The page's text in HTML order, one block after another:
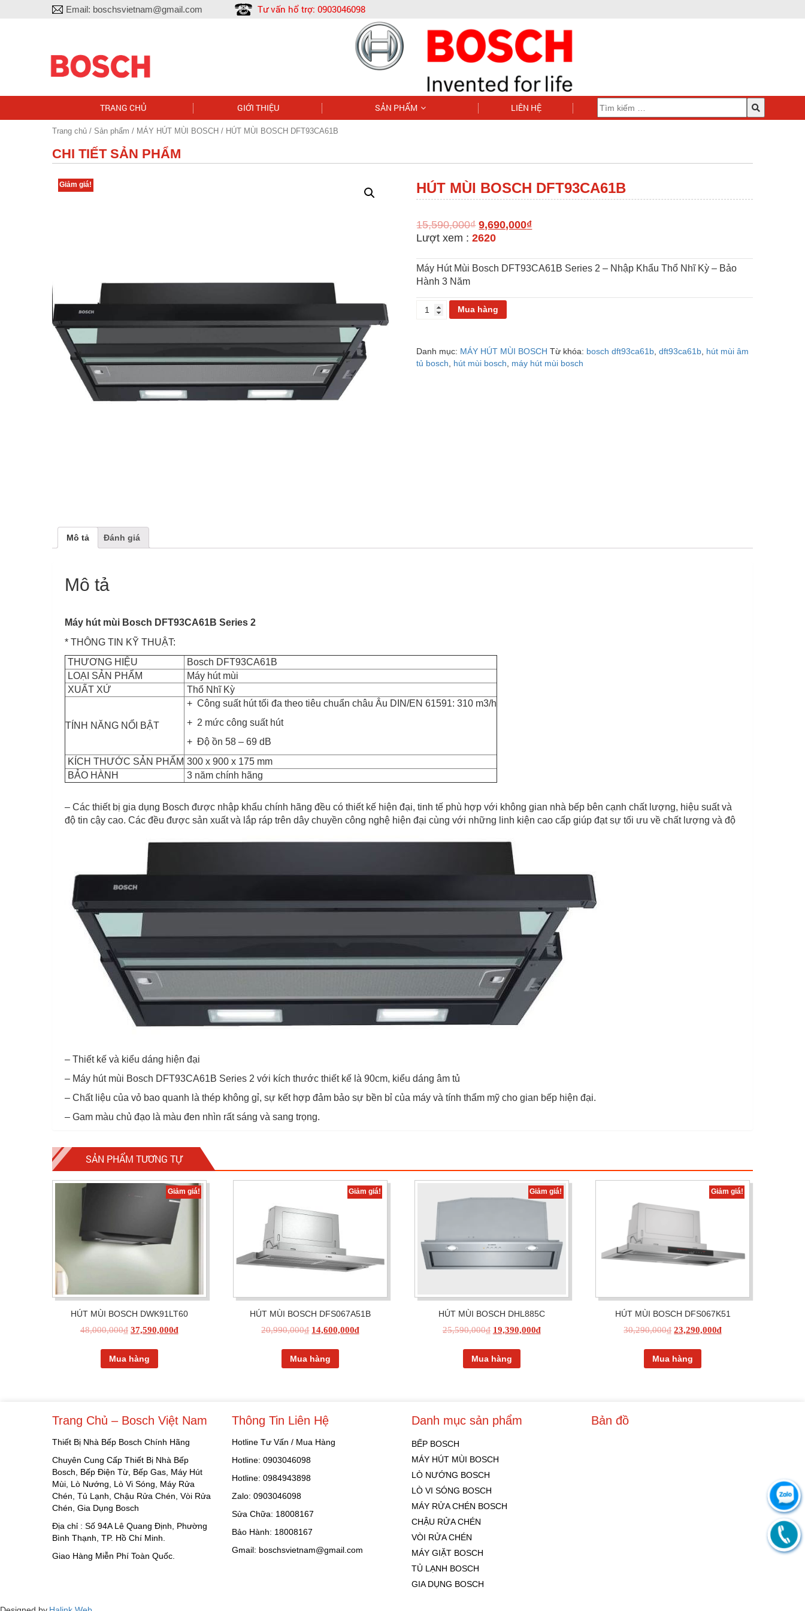
Email: boschsvietnam@gmail.com Tư vấn hổ trợ: 0903046098
TRANG CHỦ GIỚI THIỆU SẢN PHẨM LIÊN HỆ
Trang chủ / Sản phẩm / MÁY HÚT MÙI BOSCH / HÚT MÙI BOSCH DFT93CA61B
CHI TIẾT SẢN PHẨM
Giảm giá! HÚT MÙI BOSCH DFT93CA61B
15,590,000₫ 9,690,000₫
Lượt xem : 2620
Máy Hút Mùi Bosch DFT93CA61B Series 2 – Nhập Khẩu Thổ Nhĩ Kỳ – Bảo
Hành 3 Năm
HÚT
số
lượng
Mua hàng
Danh mục: MÁY HÚT MÙI BOSCH Từ khóa: bosch dft93ca61b ,dft93ca61b hút mùi âm
tủ bosch
hút mùi bosch máy hút mùi bosch
Mô tả Đánh giá
Mô tả
Máy hút mùi Bosch DFT93CA61B Series 2
* THÔNG TIN KỸ THUẬT:
THƯƠNG HIỆU
Bosch DFT93CA61B
LOẠI SẢN PHẨM
Máy hút mùi
XUẤT XỨ
Thổ Nhĩ Kỳ
TÍNH NĂNG NỔI BẬT
+ Công suất hút tối đa theo tiêu chuẩn châu Âu DIN/EN 61591: 310 m3/h
+ 2 mức công suất hút
+ Độ ồn 58 – 69 dB
KÍCH THƯỚC SẢN PHẨM 300 x 900 x 175 mm
BẢO HÀNH
3 năm chính hãng
– Các thiết bị gia dụng Bosch được nhập khẩu chính hãng đều có thiết kế hiện đại, tinh tế phù hợp với không gian nhà bếp bên cạnh chất lượng, hiệu suất và
độ tin cậy cao. Các đều được sản xuất và lắp ráp trên dây chuyền công nghệ hiện đại cùng với những linh kiện cao cấp giúp đạt sự tối ưu về chất lượng và độ
– Thiết kế và kiểu dáng hiện đại
– Máy hút mùi Bosch DFT93CA61B Series 2 với kích thước thiết kế là 90cm, kiểu dáng âm tủ
– Chất liệu của vỏ bao quanh là thép không gỉ, sự kết hợp đảm bảo sự bền bỉ của máy và tính thẩm mỹ cho gian bếp hiện đại.
– Gam màu chủ đạo là màu đen nhìn rất sáng và sang trọng.
SẢN PHẨM TƯƠNG TỰ
Giảm giá!
HÚT MÙI BOSCH DWK91LT60
48,000,000₫ 37,590,000₫
Mua hàng
Giảm giá!
HÚT MÙI BOSCH DFS067A51B
20,990,000₫ 14,600,000₫
Mua hàng
Giảm giá!
HÚT MÙI BOSCH DHL885C
25,590,000₫ 19,390,000₫
Mua hàng
Giảm giá!
HÚT MÙI BOSCH DFS067K51
30,290,000₫ 23,290,000₫
Mua hàng
Trang Chủ – Bosch Việt Nam
Thiết Bị Nhà Bếp Bosch Chính Hãng
Chuyên Cung Cấp Thiết Bị Nhà Bếp
Bosch, Bếp Điện Từ, Bếp Gas, Máy Hút
Mùi, Lò Nướng, Lò Vi Sóng, Máy Rửa
Chén, Tủ Lạnh, Chậu Rửa Chén, Vòi Rửa
Chén, Gia Dụng Bosch
Địa chỉ : Số 94A Lê Quang Định, Phường
Bình Thạnh, TP. Hồ Chí Minh.
Giao Hàng Miễn Phí Toàn Quốc.
Thông Tin Liên Hệ
Hotline Tư Vấn / Mua Hàng
Hotline: 0903046098
Hotline: 0984943898
Zalo: 0903046098
Sửa Chữa: 18008167
Bảo Hành: 18008167
Gmail: boschsvietnam@gmail.com
Danh mục sản phẩm
BẾP BOSCH
MÁY HÚT MÙI BOSCH
LÒ NƯỚNG BOSCH
LÒ VI SÓNG BOSCH
MÁY RỬA CHÉN BOSCH
CHẬU RỬA CHÉN
VÒI RỬA CHÉN
MÁY GIẶT BOSCH
TỦ LẠNH BOSCH
GIA DỤNG BOSCH
Bản đồ